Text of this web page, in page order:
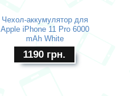
Чехол-аккумулятор для
Apple iPhone 11 Pro 6000
mAh White
1190грн.